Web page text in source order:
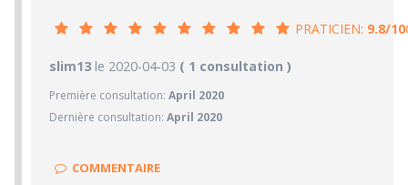
PRATICIEN: 9.8/10
PRATICIEN9.8/10
9/10 Confiance accordée
10/10 Sympathie
slim13 le 2020-04-03 ( 1 consultation )
Première consultation: April 2020
Dernière consultation: April 2020
COMMENTAIRE